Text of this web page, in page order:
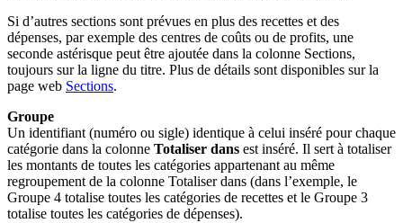
Si d’autres sections sont prévues en plus des recettes et des
dépenses, par exemple des centres de coûts ou de profits, une
seconde astérisque peut être ajoutée dans la colonne Sections,
toujours sur la ligne du titre. Plus de détails sont disponibles sur la
page web Sections.
Groupe
Un identifiant (numéro ou sigle) identique à celui inséré pour chaque
catégorie dans la colonne Totaliser dans est inséré. Il sert à totaliser
les montants de toutes les catégories appartenant au même
regroupement de la colonne Totaliser dans (dans l’exemple, le
Groupe 4 totalise toutes les catégories de recettes et le Groupe 3
totalise toutes les catégories de dépenses).